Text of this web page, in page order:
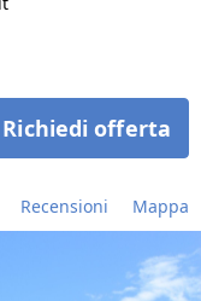
Richiedi offerta
Recensioni Mappa